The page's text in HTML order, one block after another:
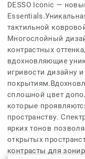
DESSO Iconic —
тактильной
Многослойный
контрастных
вдохновляющие
игривости дизайну
сплошной цвет
которые
пространству.
ярких тонов
открытых
контрасты для